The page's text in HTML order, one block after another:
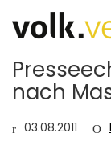
nach
03.08.2011